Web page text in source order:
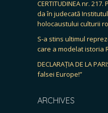
CERTITUDINEA nr.
da în judecată
holocaustului culturii
S-a stins ultimul
care a modelat istoria
DECLARAȚIA DE LA
falsei Europe!”
ARCHIVES